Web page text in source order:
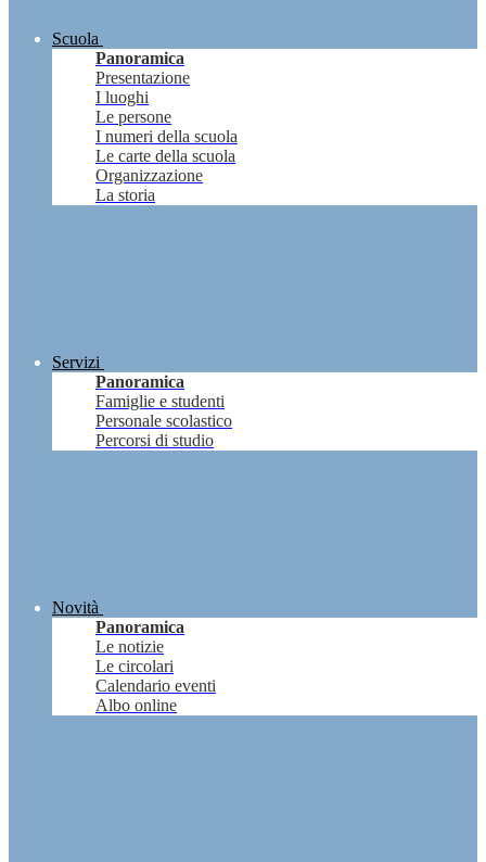
Scuola
Panoramica
Presentazione
I luoghi
Le persone
I numeri della scuola
Le carte della scuola
Organizzazione
La storia
Servizi
Panoramica
Famiglie e studenti
Personale scolastico
Percorsi di studio
Novità
Panoramica
Le notizie
Le circolari
Calendario eventi
Albo online